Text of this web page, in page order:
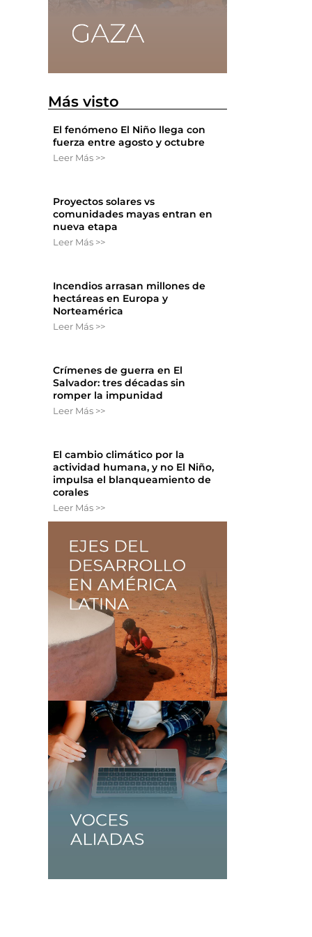
Más visto
El fenómeno El Niño llega con
fuerza entre agosto y octubre
Leer Más >>
Proyectos solares vs
comunidades mayas entran en
nueva etapa
Leer Más >>
Incendios arrasan millones de
hectáreas en Europa y
Norteamérica
Leer Más >>
Crímenes de guerra en El
Salvador: tres décadas sin
romper la impunidad
Leer Más >>
El cambio climático por la
actividad humana, y no El Niño,
impulsa el blanqueamiento de
corales
Leer Más >>